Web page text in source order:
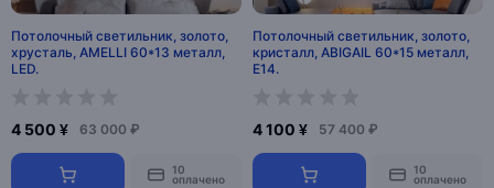
Потолочный светильник, золото,
хрусталь, AMELLI 60*13 металл,
LED.
4 500 ¥ 63 000 ₽
10
оплачено
Потолочный светильник, золото,
кристалл, ABIGAIL 60*15 металл,
E14.
4 100 ¥ 57 400 ₽
10
оплачено